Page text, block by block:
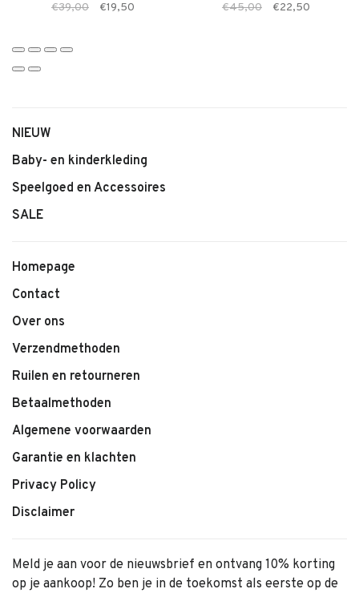
€39,00 €19,50 €45,00 €22,50
NIEUW
Baby- en kinderkleding
Speelgoed en Accessoires
SALE
Homepage
Contact
Over ons
Verzendmethoden
Ruilen en retourneren
Betaalmethoden
Algemene voorwaarden
Garantie en klachten
Privacy Policy
Disclaimer
Meld je aan voor de nieuwsbrief en ontvang 10% korting
op je aankoop! Zo ben je in de toekomst als eerste op de